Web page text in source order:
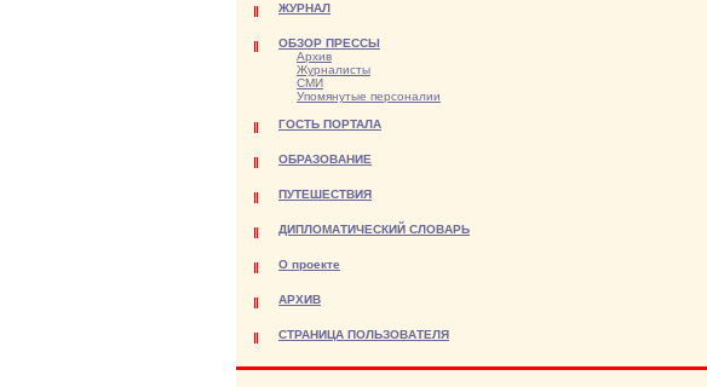
ЖУРНАЛ
ОБЗОР ПРЕССЫ
Архив
Журналисты
СМИ
Упомянутые персоналии
ГОСТЬ ПОРТАЛА
ОБРАЗОВАНИЕ
ПУТЕШЕСТВИЯ
ДИПЛОМАТИЧЕСКИЙ СЛОВАРЬ
О проекте
АРХИВ
СТРАНИЦА ПОЛЬЗОВАТЕЛЯ